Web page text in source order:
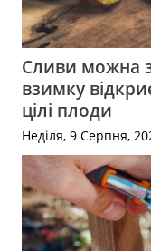
Сливи можна
взимку
цілі плоди
Неділя, 9 Серпня,